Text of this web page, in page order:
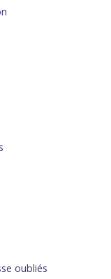
oubliés